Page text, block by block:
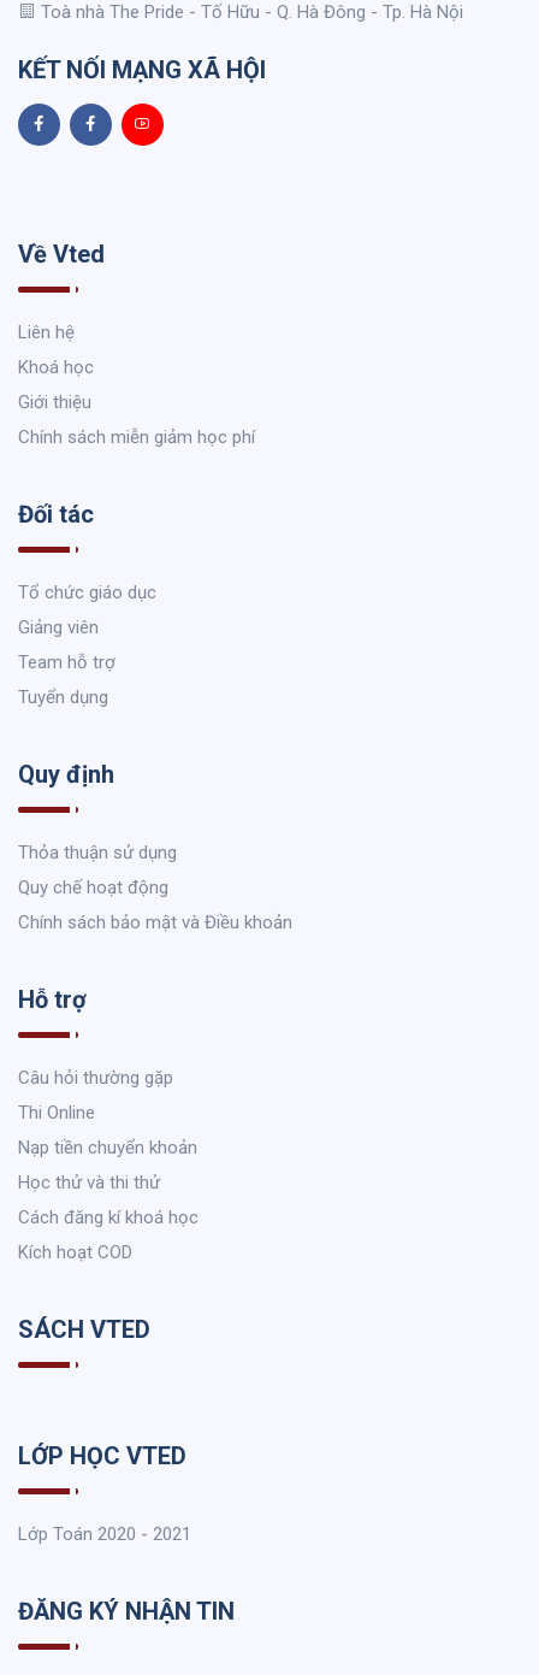
Toà nhà The Pride - Tố Hữu - Q. Hà Đông - Tp. Hà Nội
KẾT NỐI MẠNG XÃ HỘI
Về Vted
Liên hệ
Khoá học
Giới thiệu
Chính sách miễn giảm học phí
Đối tác
Tổ chức giáo dục
Giảng viên
Team hỗ trợ
Tuyển dụng
Quy định
Thỏa thuận sử dụng
Quy chế hoạt động
Chính sách bảo mật và Điều khoản
Hỗ trợ
Câu hỏi thường gặp
Thi Online
Nạp tiền chuyển khoản
Học thử và thi thử
Cách đăng kí khoá học
Kích hoạt COD
SÁCH VTED
LỚP HỌC VTED
Lớp Toán 2020 - 2021
ĐĂNG KÝ NHẬN TIN